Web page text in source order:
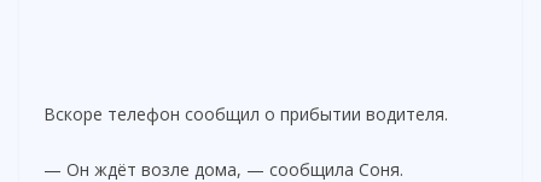
Вскоре телефон сообщил о прибытии водителя.
— Он ждёт возле дома, — сообщила Соня.